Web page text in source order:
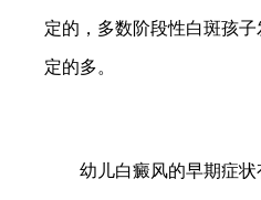
定的，多数阶段性白斑孩
定的多。
幼儿白癜风的早期症状